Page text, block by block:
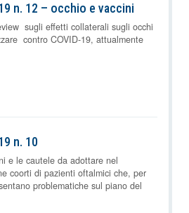
n. 12 – occhio e vaccini
sugli effetti collaterali sugli occhi
contro COVID-19, attualmente
n. 10
e le cautele da adottare nel
coorti di pazienti oftalmici che, per
problematiche sul piano del